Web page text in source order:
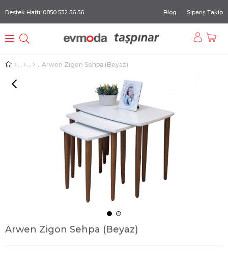
Destek Hattı: 0850 532 56 56 Blog Sipariş Takip
Arwen Zigon Sehpa (Beyaz)
Arwen Zigon Sehpa (Beyaz)